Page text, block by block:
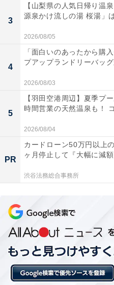
また、ゲーム類の導入が小
影響している可能性はあり
いつどんな本を読んで
は……
では具体的にどんな本を読
んの読書歴ついて聞いてみ
3
【山梨県の人気日帰り温
源泉かけ流しの湯 桜湯」
2026/08/05
4
「面白いのあったから購
プアップランドリーバッグ
2026/08/03
5
【羽田空港周辺】夏季プ
時間営業の天然温泉も！
2026/08/04
PR
カードローン50万円以上
ヶ月停止して『大幅に減
渋谷法務総合事務所